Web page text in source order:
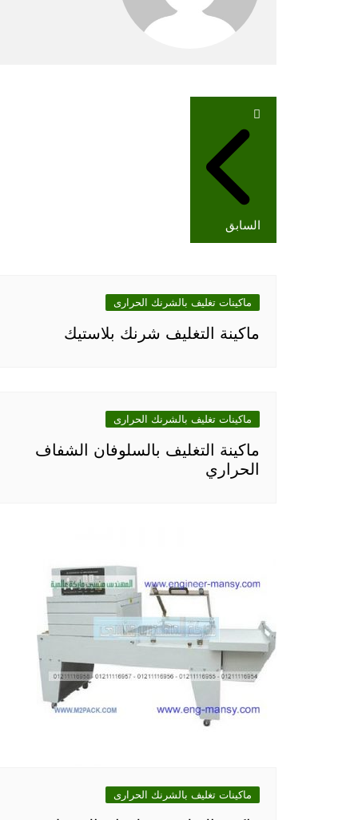
تصفّح
المقالات
السابق
ماكينات تغليف بالشرنك الحرارى
ماكينة التغليف شرنك بلاستيك
ماكينات تغليف بالشرنك الحرارى
ماكينة التغليف بالسلوفان الشفاف
الحراري
ماكينات تغليف بالشرنك الحرارى